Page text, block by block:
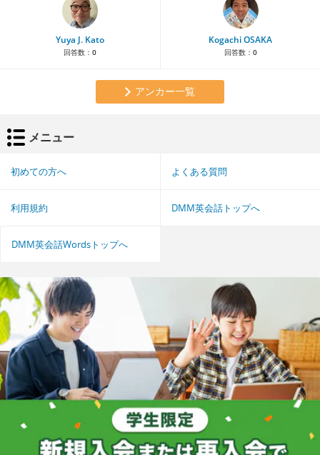
Yuya J. Kato
回答数： 0
Kogachi OSAKA
回答数： 0
アンカー一覧
メニュー
初めての方へ よくある質問
利用規約 DMM英会話トップへ
DMM英会話Wordsトップへ